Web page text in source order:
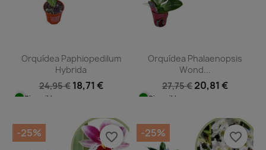
Orquídea Paphiopedilum
Hybrida
24,95 € 18,71 €
Disponible
Orquídea Phalaenopsis
Wond...
27,75 € 20,81 €
Disponible
-25% favorite_border -25% favorite_border